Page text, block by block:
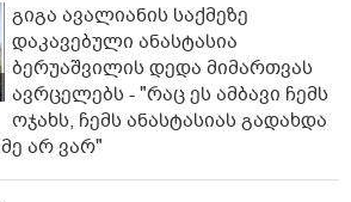
გიგა ავალიანის საქმეზე
დაკავებული ანასტასია
ბერუაშვილის დედა მიმართვას
ავრცელებს - "რაც ეს ამბავი ჩემს
ოჯახს, ჩემს ანასტასიას გადახდა
არ ვარ"